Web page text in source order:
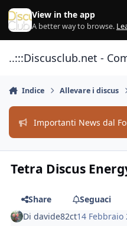
Vai al contenuto
View in the app
A better way to browse.
..:::Discusclub.net -
Indice Allevare i discus
Importanti News dal
Tetra Discus
Share
Seguaci
Didavide82ct14 Febbraio